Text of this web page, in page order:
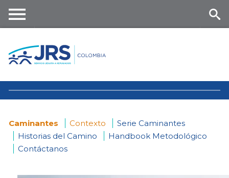
content
nu
You
Caminantes Contexto
Serie Caminantes
Historias del Camino
Handbook Metodológico
Contáctanos